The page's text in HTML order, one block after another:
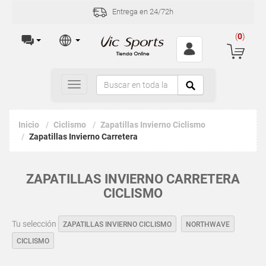
Entrega en 24/72h
(0)
Toggle
navigation
Inicio Ciclismo
Zapatillas Invierno Ciclismo
Zapatillas Invierno Carretera
ZAPATILLAS INVIERNO CARRETERA
CICLISMO
Tu selección ZAPATILLAS INVIERNO CICLISMO
NORTHWAVE
CICLISMO